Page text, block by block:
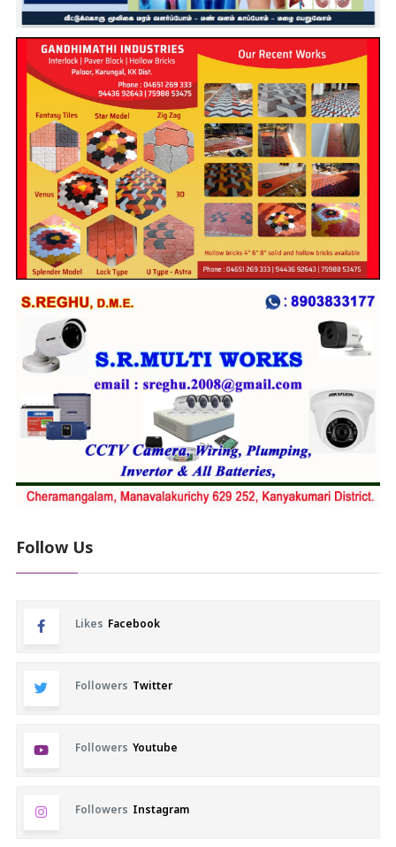
Follow Us
Likes Facebook
Followers Twitter
Followers Youtube
Followers Instagram